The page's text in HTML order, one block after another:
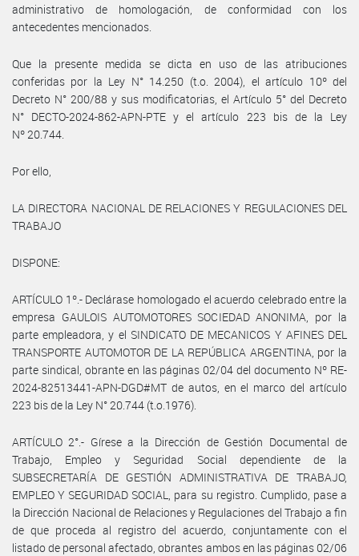
administrativo de homologación, de conformidad con los
antecedentes mencionados.
Que la presente medida se dicta en uso de las atribuciones
conferidas por la Ley N° 14.250 (t.o. 2004), el artículo 10º del
Decreto N° 200/88 y sus modificatorias, el Artículo 5° del Decreto
N° DECTO-2024-862-APN-PTE y el artículo 223 bis de la Ley
Nº 20.744.
Por ello,
LA DIRECTORA NACIONAL DE RELACIONES Y REGULACIONES DEL
TRABAJO
DISPONE:
ARTÍCULO 1º.- Declárase homologado el acuerdo celebrado entre la
empresa GAULOIS AUTOMOTORES SOCIEDAD ANONIMA, por la
parte empleadora, y el SINDICATO DE MECANICOS Y AFINES DEL
TRANSPORTE AUTOMOTOR DE LA REPÚBLICA ARGENTINA, por la
parte sindical, obrante en las páginas 02/04 del documento Nº RE-
2024-82513441-APN-DGD#MT de autos, en el marco del artículo
223 bis de la Ley N° 20.744 (t.o.1976).
ARTÍCULO 2°.- Gírese a la Dirección de Gestión Documental de
Trabajo, Empleo y Seguridad Social dependiente de la
SUBSECRETARÍA DE GESTIÓN ADMINISTRATIVA DE TRABAJO,
EMPLEO Y SEGURIDAD SOCIAL, para su registro. Cumplido, pase a
la Dirección Nacional de Relaciones y Regulaciones del Trabajo a fin
de que proceda al registro del acuerdo, conjuntamente con el
listado de personal afectado, obrantes ambos en las páginas 02/06